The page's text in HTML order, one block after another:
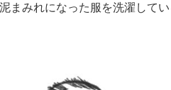
まみれになった服を洗濯して